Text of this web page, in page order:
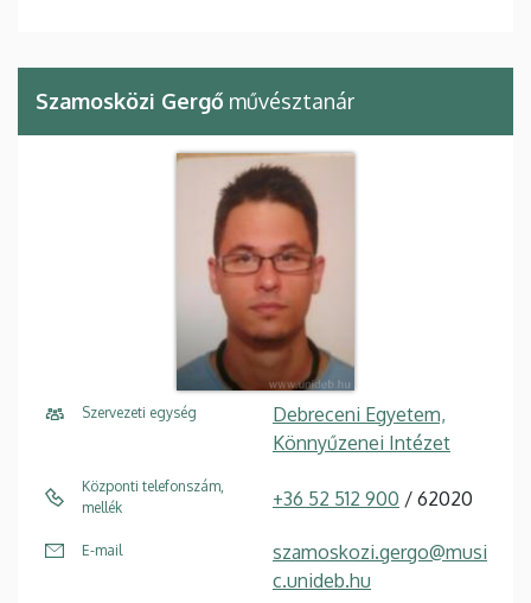
Szamosközi Gergő művésztanár
Szervezeti egység
Debreceni Egyetem,
Könnyűzenei Intézet
Központi telefonszám,
mellék
+36 52 512 900 / 62020
E-mail
szamoskozi.gergo@musi
c.unideb.hu